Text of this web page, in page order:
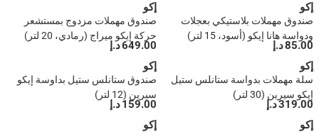
إكو
صندوق مهملات بلاستيكي بعجلات
ودواسة هانا إيكو (أسود، 15 لتر)
85.00 د.إ
إكو
صندوق مهملات مزدوج بمستشعر
حركة إيكو ميراج (رمادي، 20 لتر)
649.00 د.إ
إكو
سلة مهملات بدواسة ستانلس ستيل
إيكو سيرين (30 لتر)
319.00 د.إ
إكو
صندوق ستانلس ستيل بداوسة إيكو
سيرين (12 لتر)
159.00 د.إ
إكو
إكو